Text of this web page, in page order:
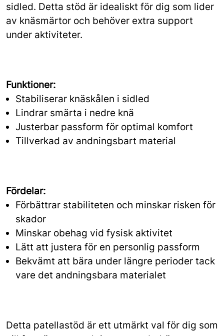
sidled. Detta stöd är idealiskt för dig som lider
av knäsmärtor och behöver extra support
under aktiviteter.
Funktioner:
Stabiliserar knäskålen i sidled
Lindrar smärta i nedre knä
Justerbar passform för optimal komfort
Tillverkad av andningsbart material
Fördelar:
Förbättrar stabiliteten och minskar risken för
skador
Minskar obehag vid fysisk aktivitet
Lätt att justera för en personlig passform
Bekvämt att bära under längre perioder tack
vare det andningsbara materialet
Detta patellastöd är ett utmärkt val för dig som